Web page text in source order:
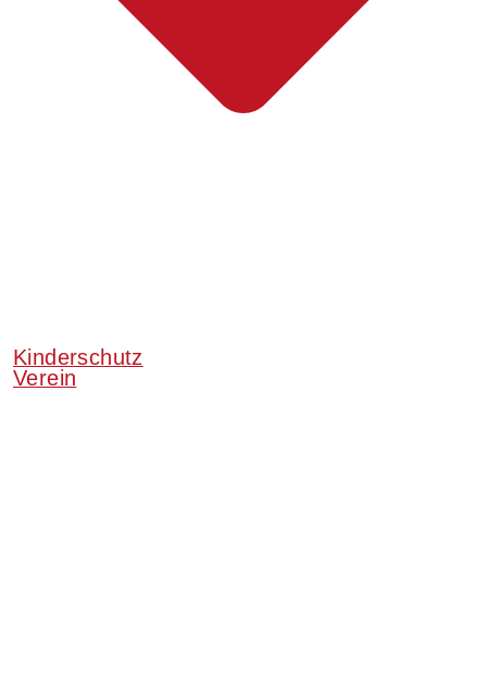
Kinderschutz
Verein